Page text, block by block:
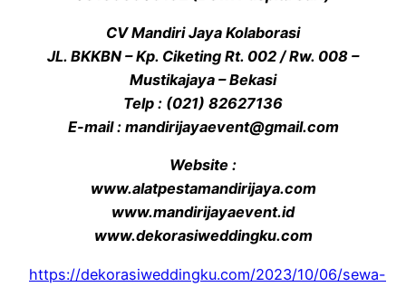
CV Mandiri Jaya Kolaborasi
JL. BKKBN – Kp. Ciketing Rt. 002 / Rw. 008 –
Mustikajaya – Bekasi
Telp : (021) 82627136
E-mail : mandirijayaevent@gmail.com
Website :
www.alatpestamandirijaya.com
www.mandirijayaevent.id
www.dekorasiweddingku.com
https://dekorasiweddingku.com/2023/10/06/sewa-